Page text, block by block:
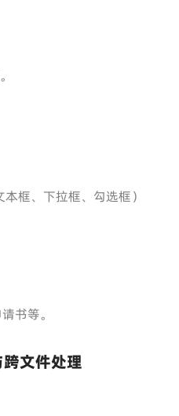
框、下拉框、勾选框）
书等。
跨文件处理